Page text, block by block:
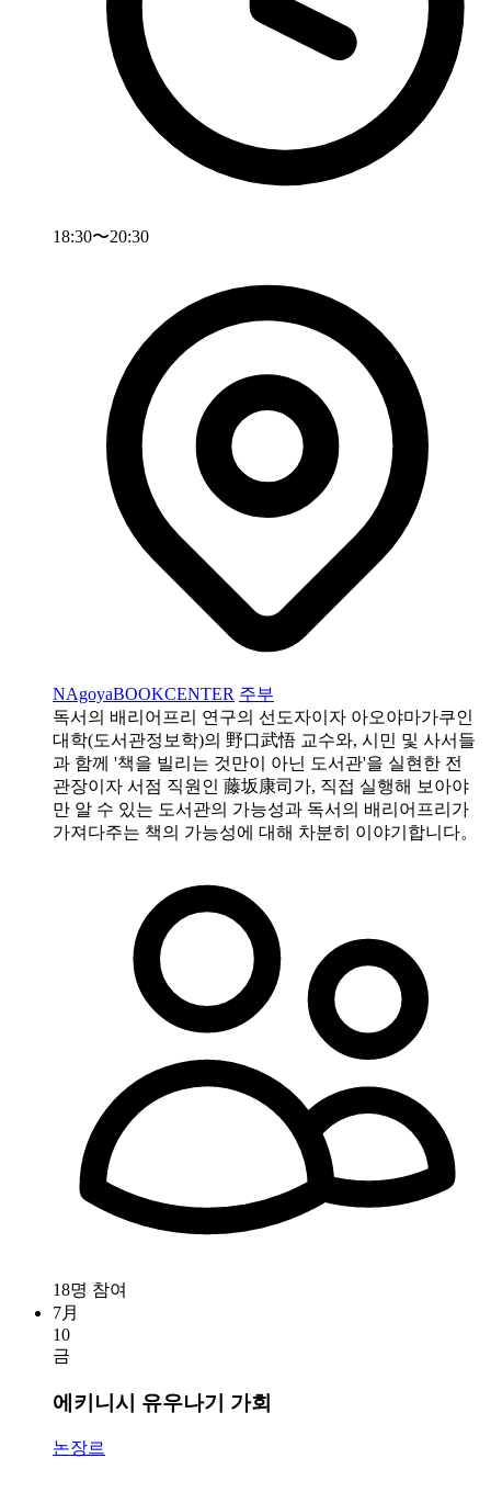
18:30〜20:30
NAgoyaBOOKCENTER 주부
독서의 배리어프리 연구의 선도자이자 아오야마가쿠인
대학(도서관정보학)의 野口武悟 교수와, 시민 및 사서들
과 함께 '책을 빌리는 것만이 아닌 도서관'을 실현한 전
관장이자 서점 직원인 藤坂康司가, 직접 실행해 보아야
만 알 수 있는 도서관의 가능성과 독서의 배리어프리가
가져다주는 책의 가능성에 대해 차분히 이야기합니다。
18명 참여
7月
10
금
에키니시 유우나기 가회
논장르